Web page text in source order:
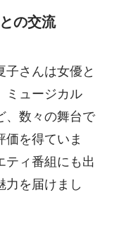
の交流
子さんは女優と
ミュージカル
、数々の舞台で
価を得ていま
ティ番組にも出
力を届けまし